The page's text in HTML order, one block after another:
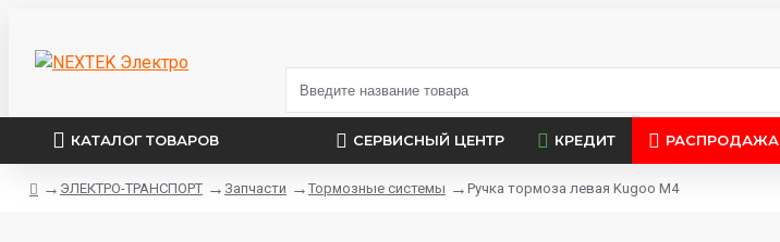
КАТАЛОГ ТОВАРОВ СЕРВИСНЫЙ ЦЕНТР КРЕДИТ РАСПРОДАЖА
ЭЛЕКТРО-ТРАНСПОРТ Запчасти Тормозные системы Ручка тормоза левая Kugoo M4